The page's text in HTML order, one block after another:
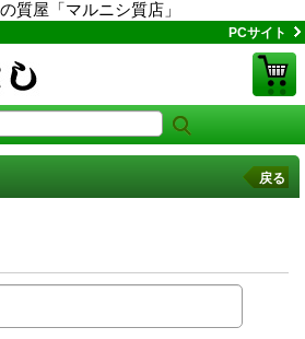
質屋「マルニシ質店」
PCサイト
戻る